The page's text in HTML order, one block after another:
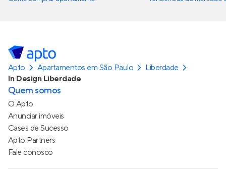
Apto Apartamentos em São Paulo
Liberdade
In Design Liberdade
Quem somos
O Apto
Anunciar imóveis
Cases de Sucesso
Apto Partners
Fale conosco